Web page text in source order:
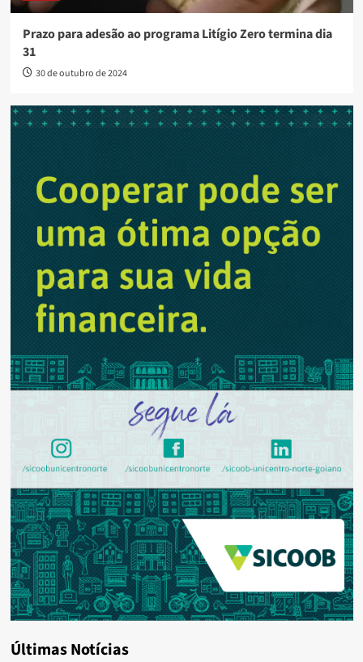
Prazo para adesão ao programa Litígio Zero termina dia
31
30 de outubro de 2024
Últimas Notícias